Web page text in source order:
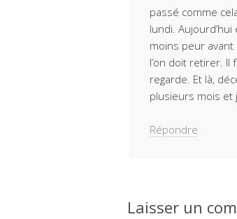
passé comme
lundi.
moins peur avant
l’on doit retirer. Il
regarde. Et là,
plusieurs mois et
Répondre
Laisser un